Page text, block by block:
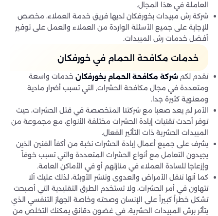
العاملة في هذا المجال.
شركة رش مبيدات بخورفكان لديها فريق خدمة العملاء، مخصص
للإجابة على جميع الأسئلة الواردة من العملاء والعمل على توفير
أفضل خدمات رش المبيدات.
خدمات مكافحة الحمام في خورفكان
تقدم لكم شركة مكافحة الحمام بخورفكان خدمات واسعة
ومتعددة في مجال مكافحة الحشرات, التي تسبب أضرار مادية
ومعنوية كثيرة جدا.
الأمر لم يعد صعبا مع شركتنا المتخصصة في قتل الحشرات، حيث
توفر أحدث تقنيات إبادة الحشرات مختلفة الأنواع، مع مجموعة من
المبيدات الحشرية ذات التأثير الفعال.
يشرف على جميع أعمال إبادة الحشرات نخبة من أكفأ الفنين الذين
يجيدون التعامل مع أنواع الحشرات المتعددة والتي تسبب خوفاً
وإزعاجا للسادة العملاء في منازلهم أو في الأماكن العامة.
كما أنها تنقل الأمراض والعدوى وتنشر الأوبئة، لذلك عليك ألا
تتهاون في أمر الحشرات، ولا تستخدم الطرق التقليدية التي أصبحت
تشكل خطراً كبيراً على الإنسان وصحته وخاصة الجهاز التنفسي الذي
يتأثر برش المبيدات الحشرية، في غضون دقائق يمكنك التخلص من